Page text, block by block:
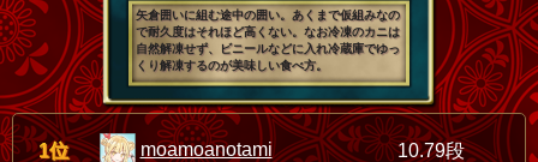
矢倉囲いに組む途中の囲い。あくまで仮組みなの
で耐久度はそれほど高くない。なお冷凍のカニは
自然解凍せず、ビニールなどに入れ冷蔵庫でゆっ
くり解凍するのが美味しい食べ方。
1位 moamoanotami 10.79段